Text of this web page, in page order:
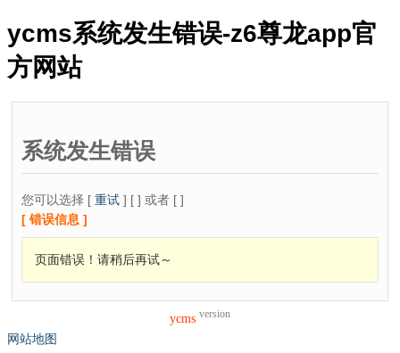
ycms系统发生错误-z6尊龙app官
方网站
系统发生错误
您可以选择 [ 重试 ] [ ] 或者 [ ]
[ 错误信息 ]
页面错误！请稍后再试～
ycms version
网站地图